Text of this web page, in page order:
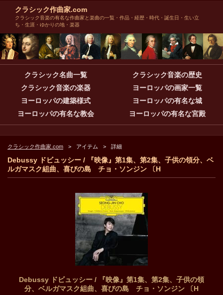
クラシック作曲家.com
クラシック音楽の有名な作曲家と楽曲の一覧・作品・経歴・時代・誕生日・生い立
ち・生涯・ゆかりの地・楽器
クラシック名曲一覧
クラシック音楽の歴史
クラシック音楽の楽器
ヨーロッパの画家一覧
ヨーロッパの建築様式
ヨーロッパの有名な城
ヨーロッパの有名な教会
ヨーロッパの有名な宮殿
クラシック作曲家.com アイテム 詳細
Debussy ドビュッシー / 『映像』第1集、第2集、子供の領分、ベ
ルガマスク組曲、喜びの島 チョ・ソンジン 〔H
Debussy ドビュッシー / 『映像』第1集、第2集、子供の領
分、ベルガマスク組曲、喜びの島 チョ・ソンジン 〔H